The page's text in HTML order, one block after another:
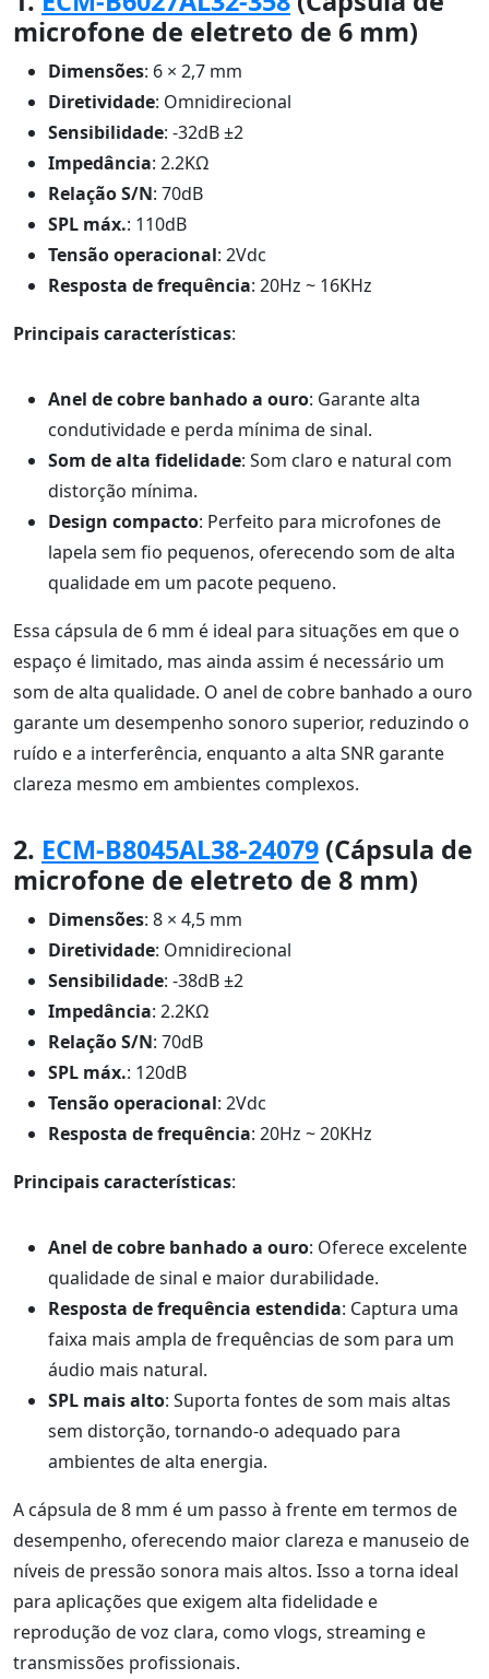
microfone de eletreto de 6 mm)
Dimensões: 6 × 2,7 mm
Diretividade: Omnidirecional
Sensibilidade: -32dB ±2
Impedância: 2.2KΩ
Relação S/N: 70dB
SPL máx.: 110dB
Tensão operacional: 2Vdc
Resposta de frequência: 20Hz ~ 16KHz
Principais características:
Anel de cobre banhado a ouro: Garante alta
condutividade e perda mínima de sinal.
Som de alta fidelidade: Som claro e natural com
distorção mínima.
Design compacto: Perfeito para microfones de
lapela sem fio pequenos, oferecendo som de alta
qualidade em um pacote pequeno.
Essa cápsula de 6 mm é ideal para situações em que o
espaço é limitado, mas ainda assim é necessário um
som de alta qualidade. O anel de cobre banhado a ouro
garante um desempenho sonoro superior, reduzindo o
ruído e a interferência, enquanto a alta SNR garante
clareza mesmo em ambientes complexos.
2. ECM-B8045AL38-24079 (Cápsula de
microfone de eletreto de 8 mm)
Dimensões: 8 × 4,5 mm
Diretividade: Omnidirecional
Sensibilidade: -38dB ±2
Impedância: 2.2KΩ
Relação S/N: 70dB
SPL máx.: 120dB
Tensão operacional: 2Vdc
Resposta de frequência: 20Hz ~ 20KHz
Principais características:
Anel de cobre banhado a ouro: Oferece excelente
qualidade de sinal e maior durabilidade.
Resposta de frequência estendida: Captura uma
faixa mais ampla de frequências de som para um
áudio mais natural.
SPL mais alto: Suporta fontes de som mais altas
sem distorção, tornando-o adequado para
ambientes de alta energia.
A cápsula de 8 mm é um passo à frente em termos de
desempenho, oferecendo maior clareza e manuseio de
níveis de pressão sonora mais altos. Isso a torna ideal
para aplicações que exigem alta fidelidade e
reprodução de voz clara, como vlogs, streaming e
transmissões profissionais.